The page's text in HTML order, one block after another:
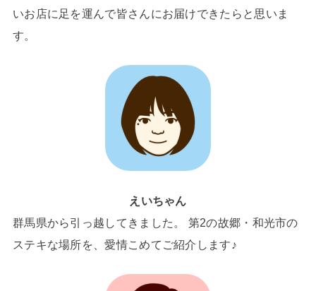
いお店に足を運んで皆さんにお届けできたらと思いま
す。
えいちゃん
群馬県から引っ越してきました。 第2の故郷・和光市の
ステキな場所を、愛情こめてご紹介します♪